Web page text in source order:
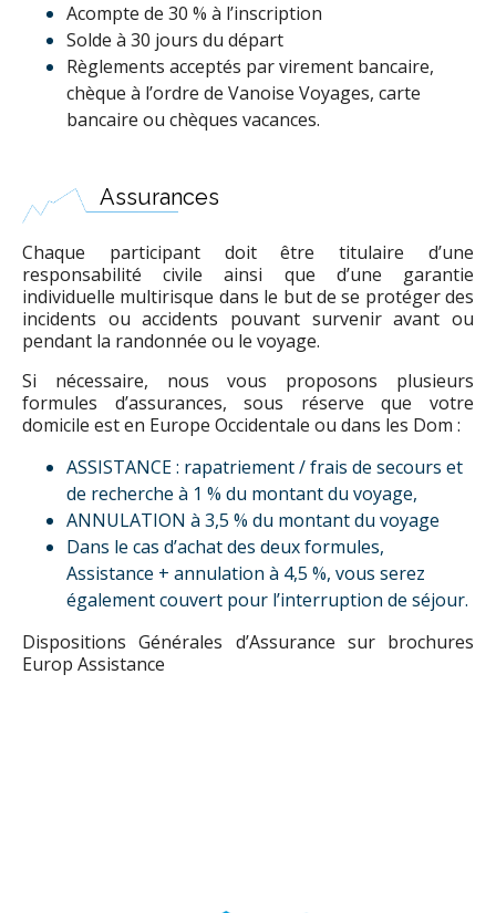
Acompte de 30 % à l’inscription
Solde à 30 jours du départ
Règlements acceptés par virement bancaire,
chèque à l’ordre de Vanoise Voyages, carte
bancaire ou chèques vacances.
Assurances
Chaque participant doit être titulaire d’une
responsabilité civile ainsi que d’une garantie
individuelle multirisque dans le but de se protéger des
incidents ou accidents pouvant survenir avant ou
pendant la randonnée ou le voyage.
Si nécessaire, nous vous proposons plusieurs
formules d’assurances, sous réserve que votre
domicile est en Europe Occidentale ou dans les Dom :
ASSISTANCE : rapatriement / frais de secours et
de recherche à 1 % du montant du voyage,
ANNULATION à 3,5 % du montant du voyage
Dans le cas d’achat des deux formules,
Assistance + annulation à 4,5 %, vous serez
également couvert pour l’interruption de séjour.
Dispositions Générales d’Assurance sur brochures
Europ Assistance